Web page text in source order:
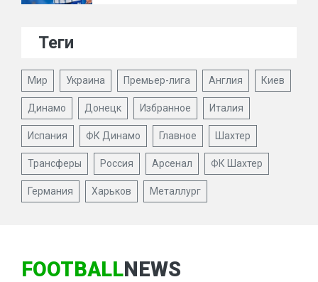
Теги
Мир Украина Премьер-лига Англия Киев
Динамо Донецк Избранное Италия
Испания ФК Динамо Главное Шахтер
Трансферы Россия Арсенал ФК Шахтер
Германия Харьков Металлург
FOOTBALLNEWS